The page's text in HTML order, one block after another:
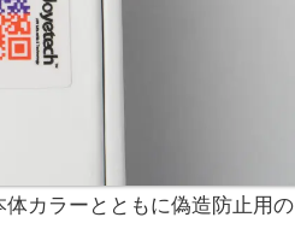
カラーとともに偽造防止用の